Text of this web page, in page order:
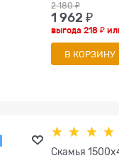
2 180 ₽
1 962 ₽
выгода218 ₽
В КОРЗИНУ
Скамья